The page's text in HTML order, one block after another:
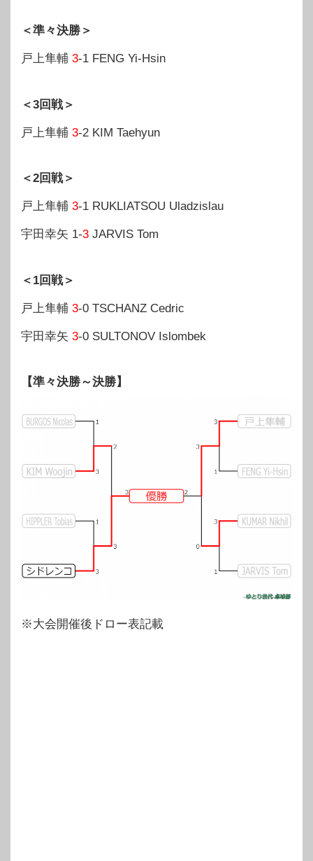
＜準々決勝＞
戸上隼輔 3-1 FENG Yi-Hsin
＜3回戦＞
戸上隼輔 3-2 KIM Taehyun
＜2回戦＞
戸上隼輔 3-1 RUKLIATSOU Uladzislau
宇田幸矢 1-3 JARVIS Tom
＜1回戦＞
戸上隼輔 3-0 TSCHANZ Cedric
宇田幸矢 3-0 SULTONOV Islombek
【準々決勝～決勝】
※大会開催後ドロー表記載